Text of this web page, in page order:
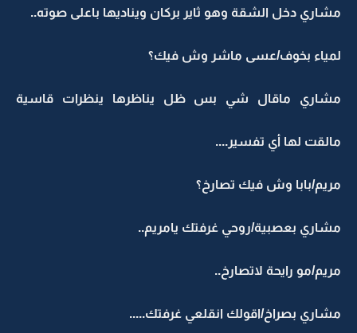
مشاري دخل الشقة وهو ثاير بركان ويناديها باعلى صوته..
لمياء بخوف/عسى ماشر وش فيك؟
مشاري ماقال شي بس ظل يناظرها ينظرات قاسية
مالقت لها أي تفسير....
مريم/بابا وش فيك تصارخ؟
مشاري بعصبية/روحي غرفتك يامريم..
مريم/مو رايحة لاتصارخ..
مشاري بصراخ/اقولك انقلعي غرفتك.....